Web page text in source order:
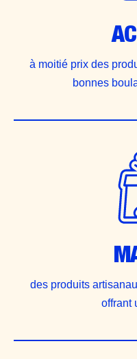
à moitié prix des
bonnes
des produits
offrant